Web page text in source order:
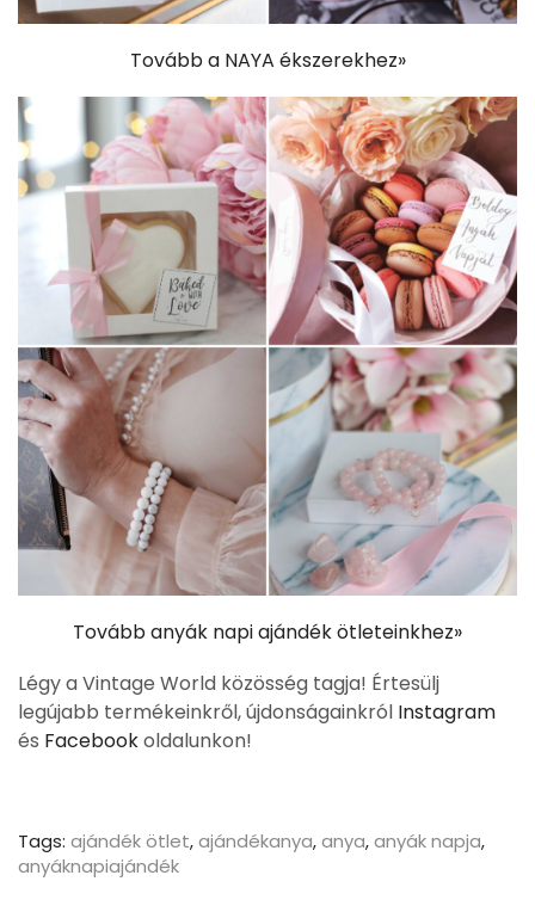
Tovább a NAYA ékszerekhez»
Tovább anyák napi ajándék ötleteinkhez»
Légy a Vintage World közösség tagja! Értesülj
legújabb termékeinkről, újdonságainkról Instagram
és Facebookoldalunkon!
Tags: ajándék ötlet,ajándékanya,anya,anyák napja,
anyáknapiajándék